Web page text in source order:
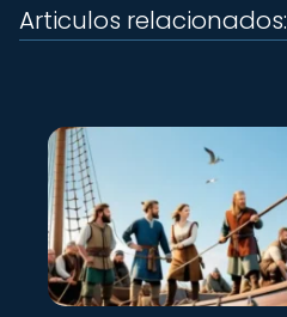
Articulos relacionados: